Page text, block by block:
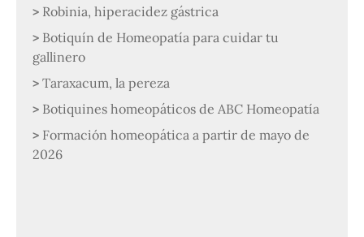
Robinia, hiperacidez gástrica
Botiquín de Homeopatía para cuidar tu
gallinero
Taraxacum, la pereza
Botiquines homeopáticos de ABC Homeopatía
Formación homeopática a partir de mayo de
2026